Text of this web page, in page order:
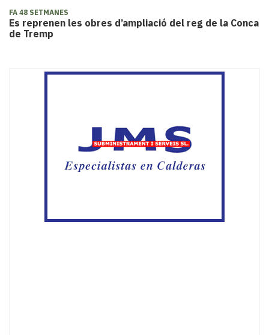
FA 48 SETMANES
Es reprenen les obres d’ampliació del reg de la Conca
de Tremp